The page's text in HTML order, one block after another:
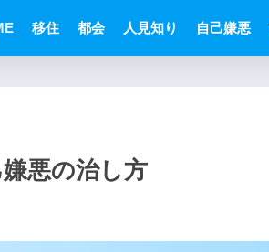
移住 都会 人見知り 自己嫌悪
悪の治し方